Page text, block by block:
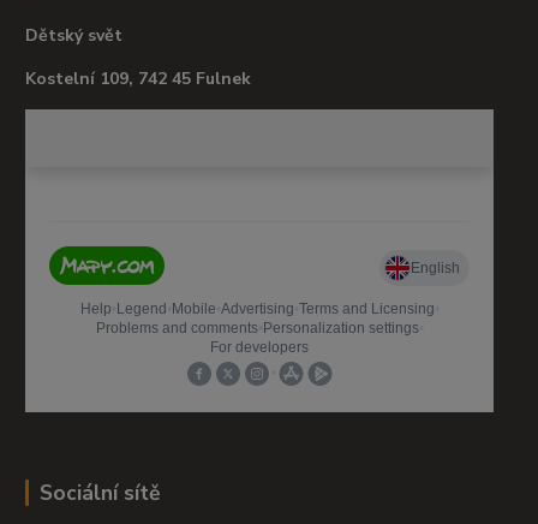
Dětský svět
Kostelní 109, 742 45 Fulnek
Sociální sítě